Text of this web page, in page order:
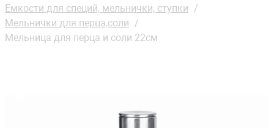
Емкости для специй, мельнички, ступки
Мельнички для перца,соли
Мельница для перца и соли 22см